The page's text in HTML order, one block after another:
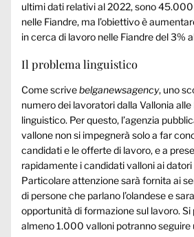
ultimi dati relativi al 2022, sono
nelle Fiandre, ma l’obiettivo è
in cerca di lavoro nelle Fiandre del 3%
Il problema linguistico
Come scrivebelganewsagency, uno
numero dei lavoratori dalla Vallonia alle
linguistico. Per questo, l’agenzia
vallone non si impegnerà solo a far
candidati e le offerte di lavoro, e a
rapidamente i candidati valloni ai
Particolare attenzione sarà fornita ai
di persone che parlano l’olandese e
opportunità di formazione sul lavoro.
almeno 1.000 valloni potranno seguire